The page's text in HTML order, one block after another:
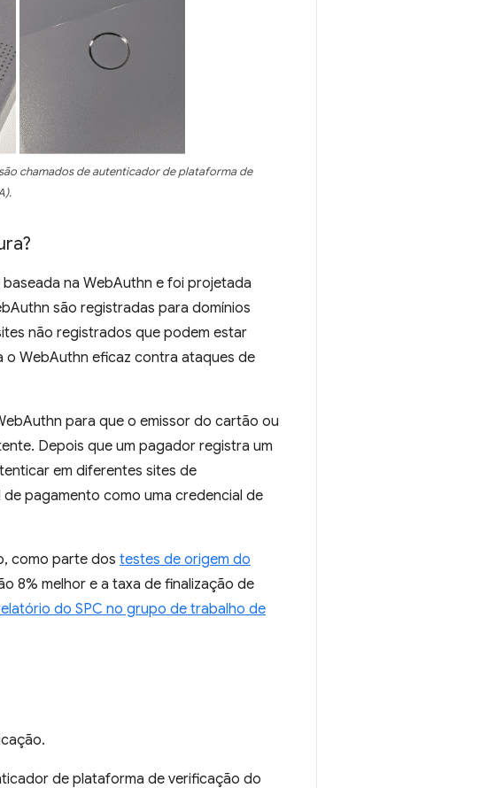
chamados de autenticador de plataforma de
na WebAuthn e foi projetada
são registradas para domínios
não registrados que podem estar
o WebAuthn eficaz contra ataques de
para que o emissor do cartão ou
Depois que um pagador registra um
em diferentes sites de
pagamento como uma credencial de
como parte dos testes de origem do
8% melhor e a taxa de finalização de
do SPC no grupo de trabalho de
de plataforma de verificação do